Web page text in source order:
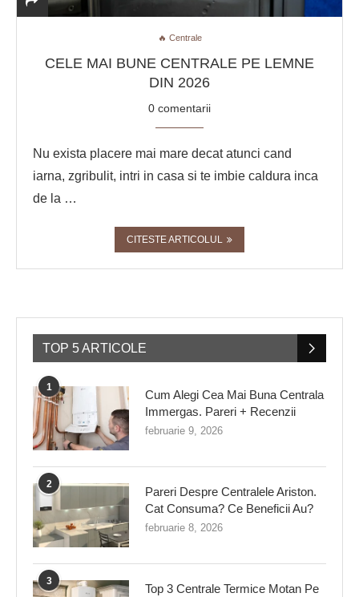
🔥 Centrale
CELE MAI BUNE CENTRALE PE LEMNE
DIN 2026
0 comentarii
Nu exista placere mai mare decat atunci cand
iarna, zgribulit, intri in casa si te imbie caldura inca
de la …
CITESTE ARTICOLUL
TOP 5 ARTICOLE
1
Cum Alegi Cea Mai Buna Centrala
Immergas. Pareri + Recenzii
februarie 9, 2026
2
Pareri Despre Centralele Ariston.
Cat Consuma? Ce Beneficii Au?
februarie 8, 2026
3
Top 3 Centrale Termice Motan Pe